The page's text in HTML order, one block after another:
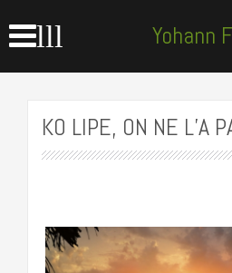
lll Yohann
KO LIPE, ON NE L’A